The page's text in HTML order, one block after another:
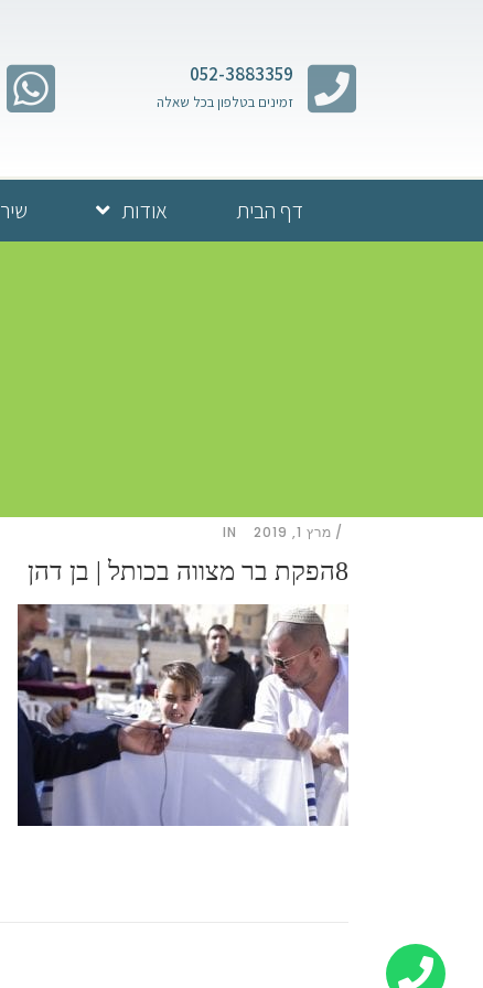
052-3883359
זמינים בטלפון בכל שאלה
דף הבית אודות
מרץ 1, 2019 IN
8הפקת בר מצווה בכותל | בן דהן